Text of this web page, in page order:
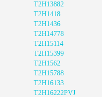
T2H13882
T2H1418
T2H1436
T2H14778
T2H15114
T2H15399
T2H1562
T2H15788
T2H16133
T2H16222PVJ